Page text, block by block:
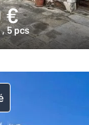
€
, 5 pcs